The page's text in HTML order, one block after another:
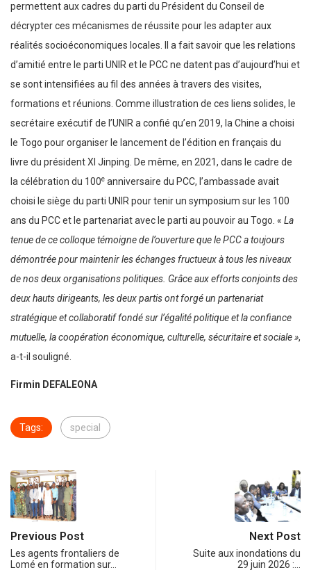
permettent aux cadres du parti du Président du Conseil de
décrypter ces mécanismes de réussite pour les adapter aux
réalités socioéconomiques locales. Il a fait savoir que les relations
d’amitié entre le parti UNIR et le PCC ne datent pas d’aujourd’hui et
se sont intensifiées au fil des années à travers des visites,
formations et réunions. Comme illustration de ces liens solides, le
secrétaire exécutif de l’UNIR a confié qu’en 2019, la Chine a choisi
le Togo pour organiser le lancement de l’édition en français du
livre du président XI Jinping. De même, en 2021, dans le cadre de
la célébration du 100e anniversaire du PCC, l’ambassade avait
choisi le siège du parti UNIR pour tenir un symposium sur les 100
ans du PCC et le partenariat avec le parti au pouvoir au Togo. « La
tenue de ce colloque témoigne de l’ouverture que le PCC a toujours
démontrée pour maintenir les échanges fructueux à tous les niveaux
de nos deux organisations politiques. Grâce aux efforts conjoints des
deux hauts dirigeants, les deux partis ont forgé un partenariat
stratégique et collaboratif fondé sur l’égalité politique et la confiance
mutuelle, la coopération économique, culturelle, sécuritaire et sociale »,
a-t-il souligné.
Firmin DEFALEONA
Tags: special
Previous Post
Les agents frontaliers de
Lomé en formation sur…
Next Post
Suite aux inondations du
29 juin 2026 :…